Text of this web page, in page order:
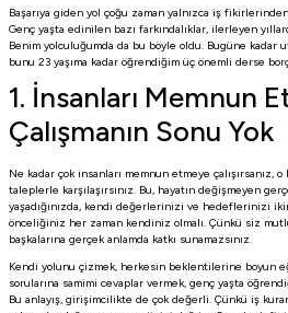
Başarıya giden yol çoğu zaman yalnızca iş
Genç yaşta edinilen bazı farkındalıklar, ilerleyen
Benim yolculuğumda da bu böyle oldu. Bugüne kadar
bunu 23 yaşıma kadar öğrendiğim üç önemli derse
1. İnsanları Memnun
Çalışmanın Sonu Yok
Ne kadar çok insanları memnun etmeye çalışırsanız,
taleplerle karşılaşırsınız. Bu, hayatın değişmeyen
yaşadığınızda, kendi değerlerinizi ve hedeflerinizi
önceliğiniz her zaman kendiniz olmalı. Çünkü siz
başkalarına gerçek anlamda katkı sunamazsınız.
Kendi yolunu çizmek, herkesin beklentilerine boyun
sorularına samimi cevaplar vermek, genç yaşta
Bu anlayış, girişimcilikte de çok değerli. Çünkü iş